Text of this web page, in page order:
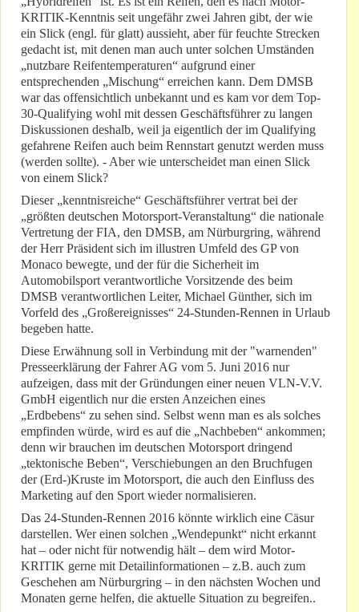
KRITIK-Kenntnis seit ungefähr zwei Jahren gibt, der wie
ein Slick (engl. für glatt) aussieht, aber für feuchte Strecken
gedacht ist, mit denen man auch unter solchen Umständen
„nutzbare Reifentemperaturen“ aufgrund einer
entsprechenden „Mischung“ erreichen kann. Dem DMSB
war das offensichtlich unbekannt und es kam vor dem Top-
30-Qualifying wohl mit dessen Geschäftsführer zu langen
Diskussionen deshalb, weil ja eigentlich der im Qualifying
gefahrene Reifen auch beim Rennstart genutzt werden muss
(werden sollte). - Aber wie unterscheidet man einen Slick
von einem Slick?
Dieser „kenntnisreiche“ Geschäftsführer vertrat bei der
„größten deutschen Motorsport-Veranstaltung“ die nationale
Vertretung der FIA, den DMSB, am Nürburgring, während
der Herr Präsident sich im illustren Umfeld des GP von
Monaco bewegte, und der für die Sicherheit im
Automobilsport verantwortliche Vorsitzende des beim
DMSB verantwortlichen Leiter, Michael Günther, sich im
Vorfeld des „Großereignisses“ 24-Stunden-Rennen in Urlaub
begeben hatte.
Diese Erwähnung soll in Verbindung mit der "warnenden"
Presseerklärung der Fahrer AG vom 5. Juni 2016 nur
aufzeigen, dass mit der Gründungen einer neuen VLN-V.V.
GmbH eigentlich nur die ersten Anzeichen eines
„Erdbebens“ zu sehen sind. Selbst wenn man es als solches
empfinden würde, wird es auf die „Nachbeben“ ankommen;
denn wir brauchen im deutschen Motorsport dringend
„tektonische Beben“, Verschiebungen an den Bruchfugen
der (Erd-)Kruste im Motorsport, die auch den Einfluss des
Marketing auf den Sport wieder normalisieren.
Das 24-Stunden-Rennen 2016 könnte wirklich eine Cäsur
darstellen. Wer einen solchen „Wendepunkt“ nicht erkannt
hat – oder nicht für notwendig hält – dem wird Motor-
KRITIK gerne mit Detailinformationen – z.B. auch zum
Geschehen am Nürburgring – in den nächsten Wochen und
Monaten gerne helfen, die aktuelle Situation zu begreifen..